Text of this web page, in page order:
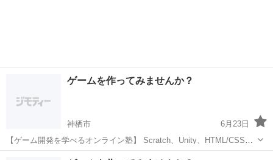
ゲームを作ってみませんか？
神栖市
6月23日
【ゲーム開発を学べるオンライン塾】 Scratch、Unity、HTML/CSSな
ど、様々なプログラミング言語が学べます。 こんなお悩みはありませ
プログラミング オンライン